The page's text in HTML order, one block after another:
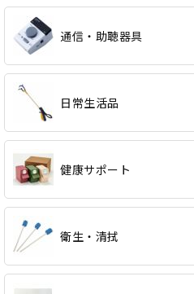
通信・助聴器具
日常生活品
健康サポート
衛生・清拭